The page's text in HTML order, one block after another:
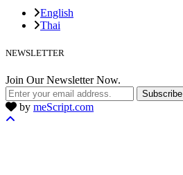
English
Thai
NEWSLETTER
Join Our Newsletter Now.
Subscribe
by meScript.com